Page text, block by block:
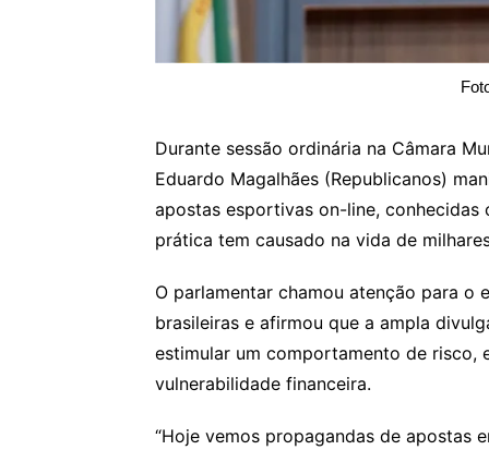
Durante sessão ordinária na Câmara
Eduardo Magalhães (Republicanos)
apostas esportivas on-line, conhecidas
prática tem causado na vida de
O parlamentar chamou atenção para o
brasileiras e afirmou que a ampla
estimular um comportamento de risco,
vulnerabilidade financeira.
“Hoje vemos propagandas de apostas